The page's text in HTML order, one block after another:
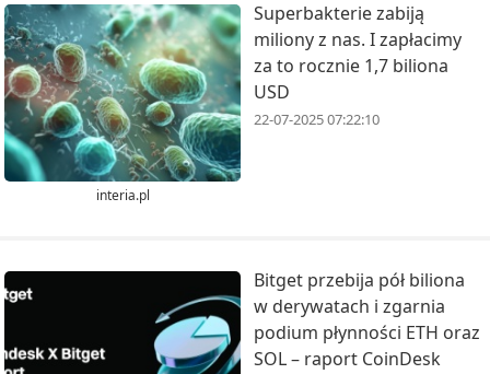
interia.pl
Superbakterie zabiją
miliony z nas. I zapłacimy
za to rocznie 1,7 biliona
USD
22-07-2025 07:22:10
Bitget przebija pół biliona
w derywatach i zgarnia
podium płynności ETH oraz
SOL – raport CoinDesk